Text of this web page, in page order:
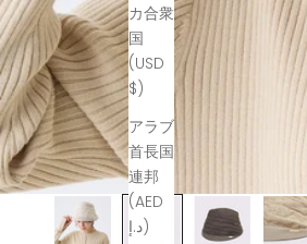
カ合衆
国
(USD
$)
アラブ
首長国
連邦
(AED
د.إ)